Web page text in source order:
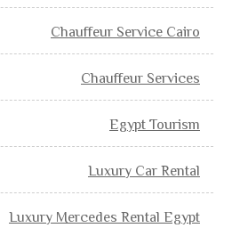
Chauffeur Service Cairo
Chauffeur Services
Egypt Tourism
Luxury Car Rental
Luxury Mercedes Rental Egypt